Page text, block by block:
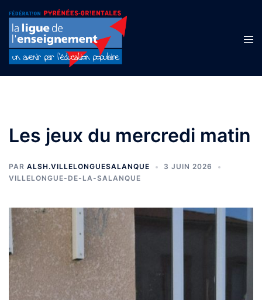
contenu
Les jeux du mercredi matin
PAR ALSH.VILLELONGUESALANQUE
3 JUIN 2026
VILLELONGUE-DE-LA-SALANQUE